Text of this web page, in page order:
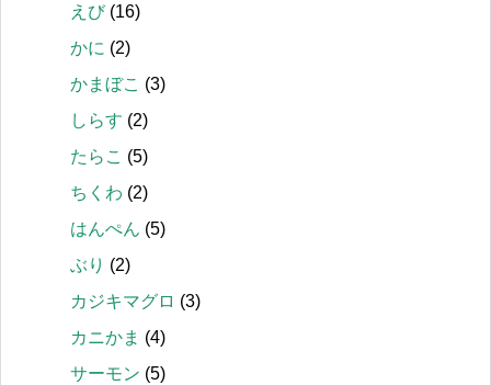
えび(16)
かに (2)
かまぼこ (3)
しらす (2)
たらこ (5)
ちくわ (2)
はんぺん (5)
ぶり (2)
カジキマグロ (3)
カニかま (4)
サーモン (5)